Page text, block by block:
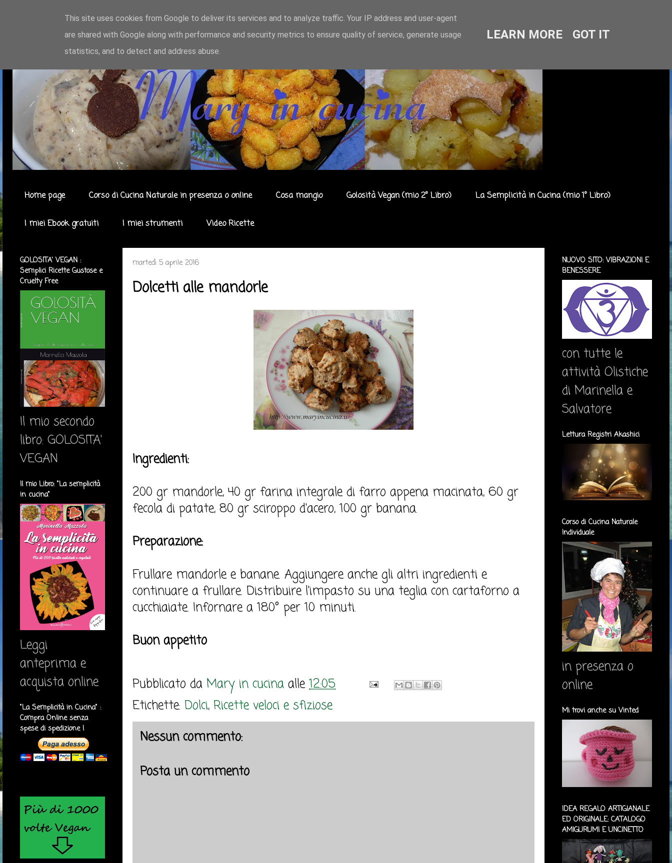
Home page Corso di Cucina Naturale in presenza o online Cosa mangio Golosità Vegan (mio 2° Libro) La Semplicità in Cucina (mio 1° Libro)
I miei Ebook gratuiti I miei strumenti Video Ricette
martedì 5 aprile 2016
Dolcetti alle mandorle
Ingredienti:
200 gr mandorle, 40 gr farina integrale di farro appena macinata, 60 gr
fecola di patate, 80 gr sciroppo d'acero, 100 gr banana.
Preparazione:
Frullare mandorle e banane. Aggiungere anche gli altri ingredienti e
continuare a frullare. Distribuire l'impasto su una teglia con cartaforno a
cucchiaiate. Infornare a 180° per 10 minuti.
Buon appetito
Pubblicato da Mary in cucina alle 12:05
Etichette: Dolci, Ricette veloci e sfiziose
Nessun commento:
Posta un commento
GOLOSITA' VEGAN :
Semplici Ricette Gustose e
Cruelty Free
Il mio secondo
libro: GOLOSITA'
VEGAN
Il mio Libro: "La semplicità
in cucina"
Leggi
anteprima e
acquista online
"La Semplicità in Cucina" :
Compra Online senza
spese di spedizione !
NUOVO SITO: VIBRAZIONI E
BENESSERE
con tutte le
attività Olistiche
di Marinella e
Salvatore
Lettura Registri Akashici
Corso di Cucina Naturale
Individuale
in presenza o
online
Mi trovi anche su Vinted
IDEA REGALO ARTIGIANALE
ED ORIGINALE: CATALOGO
AMIGURUMI E UNCINETTO
This site uses cookies from Google to deliver its services and to analyze traffic. Your IP address and user-agent
are shared with Google along with performance and security metrics to ensure quality of service, generate usage
statistics, and to detect and address abuse.
LEARN MORE GOT IT